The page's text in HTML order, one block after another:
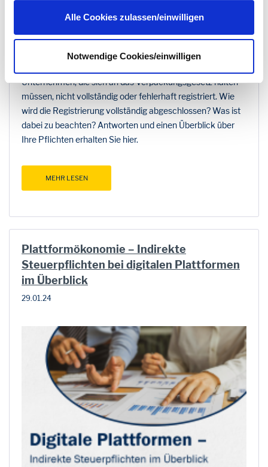
Alle Cookies zulassen/einwilligen
Notwendige Cookies/einwilligen
(VerpackG): Die Registrierung bei LUCID. Hinter dem LUCID
Verpackungsregister steckt die Behörde Zentrale Stelle
Verpackungsregister (ZSVR), die die korrekte Befolgung
Unternehmen, die sich an das Verpackungsgesetz halten
müssen, nicht vollständig oder fehlerhaft registriert. Wie
wird die Registrierung vollständig abgeschlossen? Was ist
dabei zu beachten? Antworten und einen Überblick über
Ihre Pflichten erhalten Sie hier.
MEHR LESEN
Plattformökonomie – Indirekte
Steuerpflichten bei digitalen Plattformen
im Überblick
29.01.24